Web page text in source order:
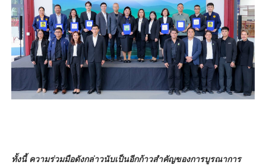
ทั้งนี้ ความร่วมมือดังกล่าวนับเป็นอีกก้าวสำคัญของการบูรณาการ